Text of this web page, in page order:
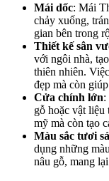
Mái dốc: Mái
chảy xuống,
gian bên trong
Thiết kế sân
với ngôi nhà,
thiên nhiên.
đẹp mà còn
Cửa chính lớn:
gỗ hoặc vật liệu
mỹ mà còn tạo
Màu sắc tươi
dụng những
nâu gỗ, mang